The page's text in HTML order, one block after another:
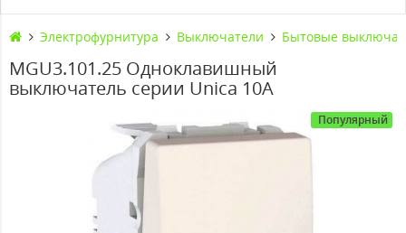
Электрофурнитура Выключатели Бытовые
MGU3.101.25 Одноклавишный
выключатель серии Unica 10А
Популярный